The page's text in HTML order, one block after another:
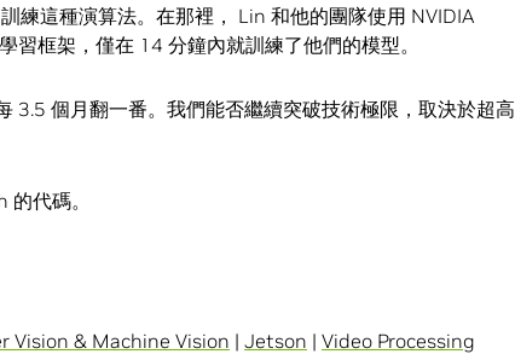
練這種演算法。在那裡， Lin 和他的團隊使用 NVIDIA
習框架，僅在 14 分鐘內就訓練了他們的模型。
3.5 個月翻一番。我們能否繼續突破技術極限，取決於超高
的代碼。
Vision & Machine Vision | Jetson | Video Processing